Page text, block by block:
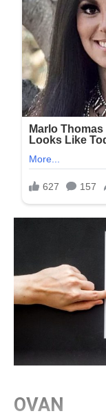
OVAN